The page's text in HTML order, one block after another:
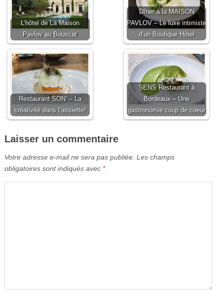
L’hôtel de La Maison
Pavlov au Bouscat
Dîner à la MAISON
PAVLOV – Le luxe intimiste
d’un Boutique Hôtel
Restaurant SON’ – La
créativité dans l’assiette!
SENS Restaurant à
Bordeaux – Une
gastronomie coup de coeur
Laisser un commentaire
Votre adresse e-mail ne sera pas publiée. Les champs
obligatoires sont indiqués avec *